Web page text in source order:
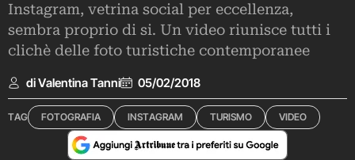
Instagram, vetrina social per eccellenza,
sembra proprio di si. Un video riunisce tutti i
clichè delle foto turistiche contemporanee
di Valentina Tanni 05/02/2018
TAG FOTOGRAFIA INSTAGRAM TURISMO VIDEO